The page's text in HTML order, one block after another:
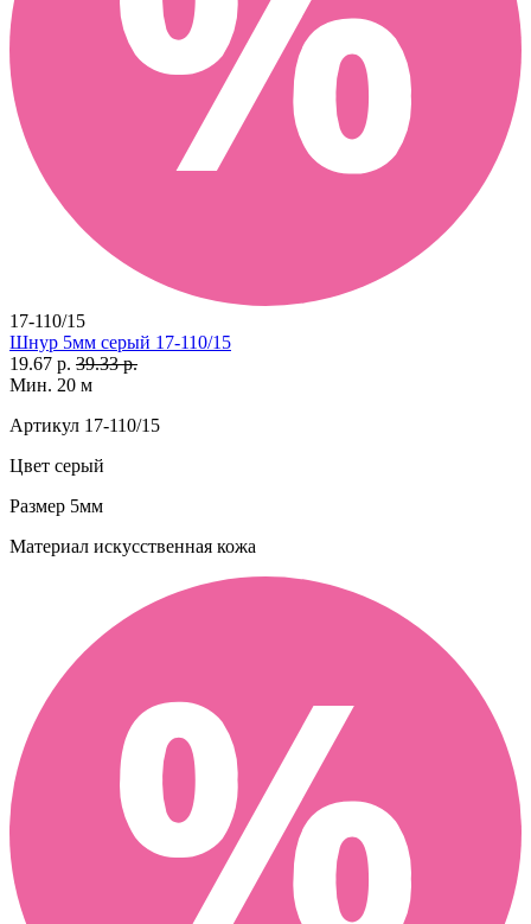
17-110/15
Шнур 5мм серый 17-110/15
19.67 р. 39.33 р.
Мин. 20 м
Артикул 17-110/15
Цвет серый
Размер 5мм
Материал искусственная кожа